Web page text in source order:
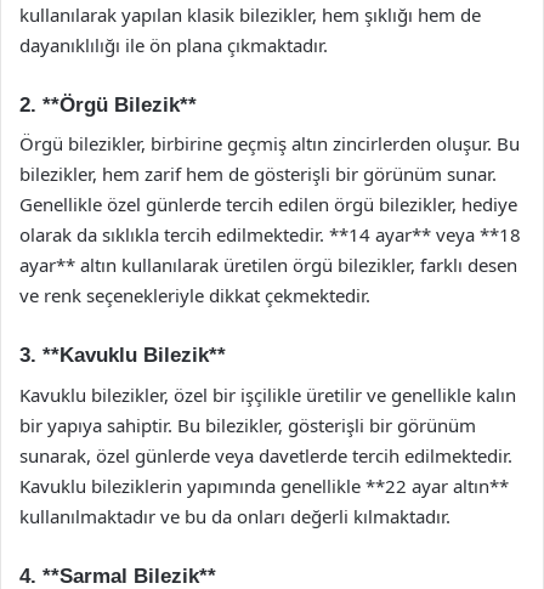
kullanılarak yapılan klasik bilezikler, hem şıklığı hem de
dayanıklılığı ile ön plana çıkmaktadır.
2. **Örgü Bilezik**
Örgü bilezikler, birbirine geçmiş altın zincirlerden oluşur. Bu
bilezikler, hem zarif hem de gösterişli bir görünüm sunar.
Genellikle özel günlerde tercih edilen örgü bilezikler, hediye
olarak da sıklıkla tercih edilmektedir. **14 ayar** veya **18
ayar** altın kullanılarak üretilen örgü bilezikler, farklı desen
ve renk seçenekleriyle dikkat çekmektedir.
3. **Kavuklu Bilezik**
Kavuklu bilezikler, özel bir işçilikle üretilir ve genellikle kalın
bir yapıya sahiptir. Bu bilezikler, gösterişli bir görünüm
sunarak, özel günlerde veya davetlerde tercih edilmektedir.
Kavuklu bileziklerin yapımında genellikle **22 ayar altın**
kullanılmaktadır ve bu da onları değerli kılmaktadır.
4. **Sarmal Bilezik**